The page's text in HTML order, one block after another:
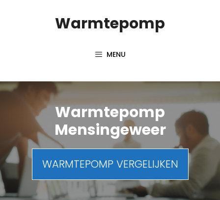
Warmtepomp
MENU
Warmtepomp
Mensingeweer
WARMTEPOMP VERGELIJKEN